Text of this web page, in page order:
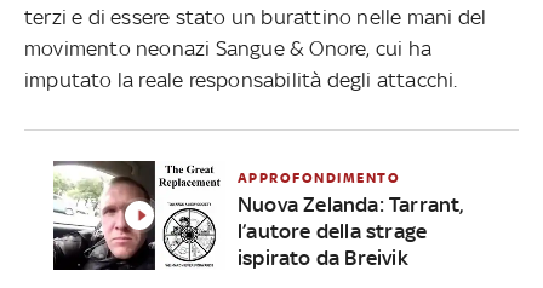
terzi e di essere stato un burattino nelle mani del
movimento neonazi Sangue & Onore, cui ha
imputato la reale responsabilità degli attacchi.
APPROFONDIMENTO
Nuova Zelanda: Tarrant,
l’autore della strage
ispirato da Breivik